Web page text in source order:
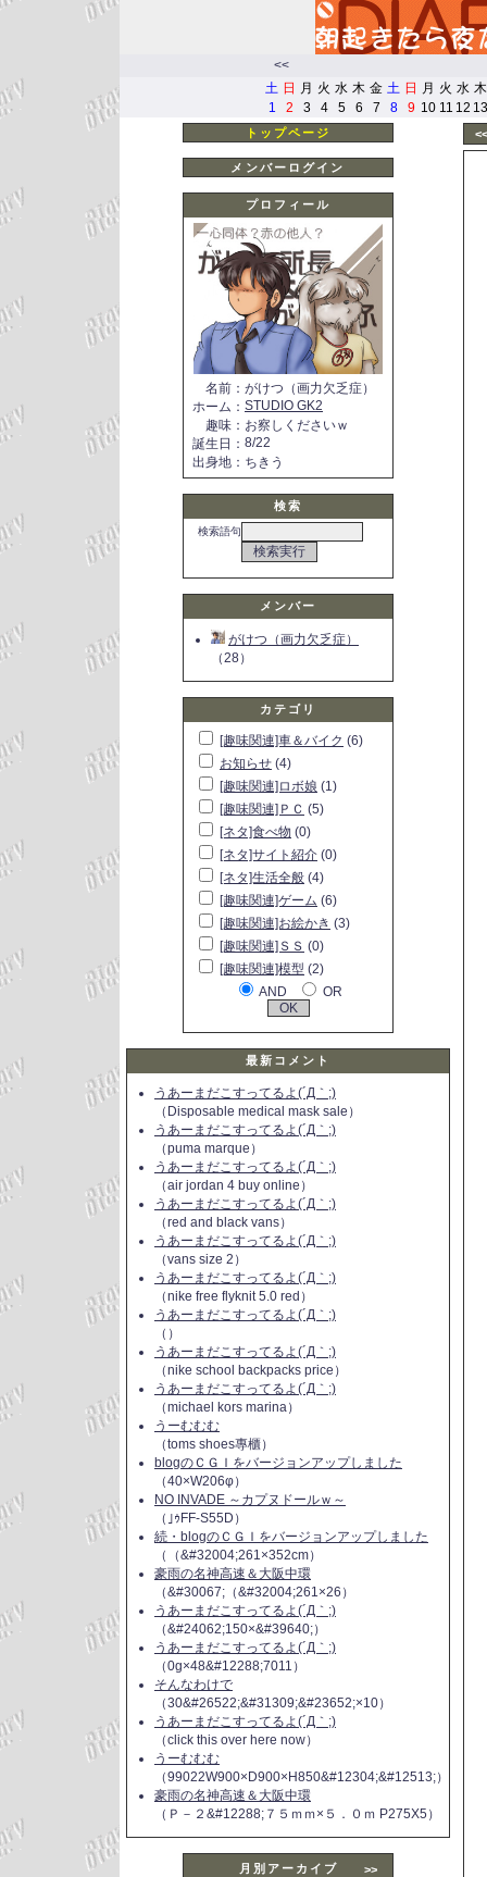
<<
土 日 月 火 水 木 金 土 日 月 火 水 木
1
2 3 4 5 6 7 8 9 10 11 12 13
トップページ
メンバーログイン
プロフィール
名前 ： がけつ（画力欠乏症）
ホーム ： STUDIO GK2
趣味 ： お察しくださいｗ
誕生日 ： 8/22
出身地 ： ちきう
検索
検索語句
メンバー
がけつ（画力欠乏症）
（28）
カテゴリ
[趣味関連]車＆バイク (6)
お知らせ (4)
[趣味関連]ロボ娘 (1)
[趣味関連]ＰＣ (5)
[ネタ]食べ物 (0)
[ネタ]サイト紹介 (0)
[ネタ]生活全般 (4)
[趣味関連]ゲーム (6)
[趣味関連]お絵かき (3)
[趣味関連]ＳＳ (0)
[趣味関連]模型 (2)
AND
OR
最新コメント
うあーまだこすってるよ(´Д｀;)
（Disposable medical mask sale）
うあーまだこすってるよ(´Д｀;)
（puma marque）
うあーまだこすってるよ(´Д｀;)
（air jordan 4 buy online）
うあーまだこすってるよ(´Д｀;)
（red and black vans）
うあーまだこすってるよ(´Д｀;)
（vans size 2）
うあーまだこすってるよ(´Д｀;)
（nike free flyknit 5.0 red）
うあーまだこすってるよ(´Д｀;)
（）
うあーまだこすってるよ(´Д｀;)
（nike school backpacks price）
うあーまだこすってるよ(´Д｀;)
（michael kors marina）
うーむむむ
（toms shoes專櫃）
blogのＣＧＩをバージョンアップしました
（40×W206φ）
NO INVADE ～カプヌドールｗ～
（｣ｩFF-S55D）
続・blogのＣＧＩをバージョンアップしました
（（&#32004;261×352cm）
豪雨の名神高速＆大阪中環
（&#30067;（&#32004;261×26）
うあーまだこすってるよ(´Д｀;)
（&#24062;150×&#39640;）
うあーまだこすってるよ(´Д｀;)
（0g×48&#12288;7011）
そんなわけで
（30&#26522;&#31309;&#23652;×10）
うあーまだこすってるよ(´Д｀;)
（click this over here now）
うーむむむ
（99022W900×D900×H850&#12304;&#12513;）
豪雨の名神高速＆大阪中環
（Ｐ－２&#12288;７５ｍｍ×５．０ｍ P275X5）
月別アーカイブ >>
<<